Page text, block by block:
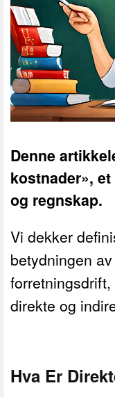
Denne
kostnader»,
og regnskap.
Vi dekker
betydningen
direkte og
Hva Er